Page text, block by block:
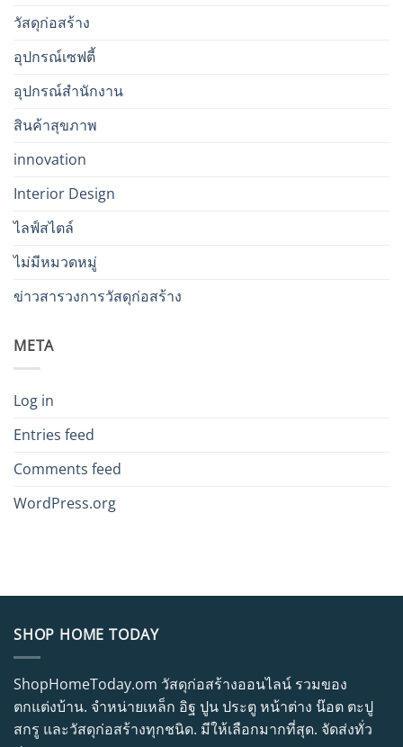
วัสดุก่อสร้าง
อุปกรณ์เซฟตี้
อุปกรณ์สำนักงาน
สินค้าสุขภาพ
innovation
Interior Design
ไลฟ์สไตล์
ไม่มีหมวดหมู่
ข่าวสารวงการวัสดุก่อสร้าง
META
Log in
Entries feed
Comments feed
WordPress.org
SHOP HOME TODAY
ShopHomeToday.om วัสดุก่อสร้างออนไลน์ รวมของ
ตกแต่งบ้าน. จำหน่ายเหล็ก อิฐ ปูน ประตู หน้าต่าง น๊อต ตะปู
สกรู และวัสดุก่อสร้างทุกชนิด. มีให้เลือกมากที่สุด. จัดส่งทั่ว